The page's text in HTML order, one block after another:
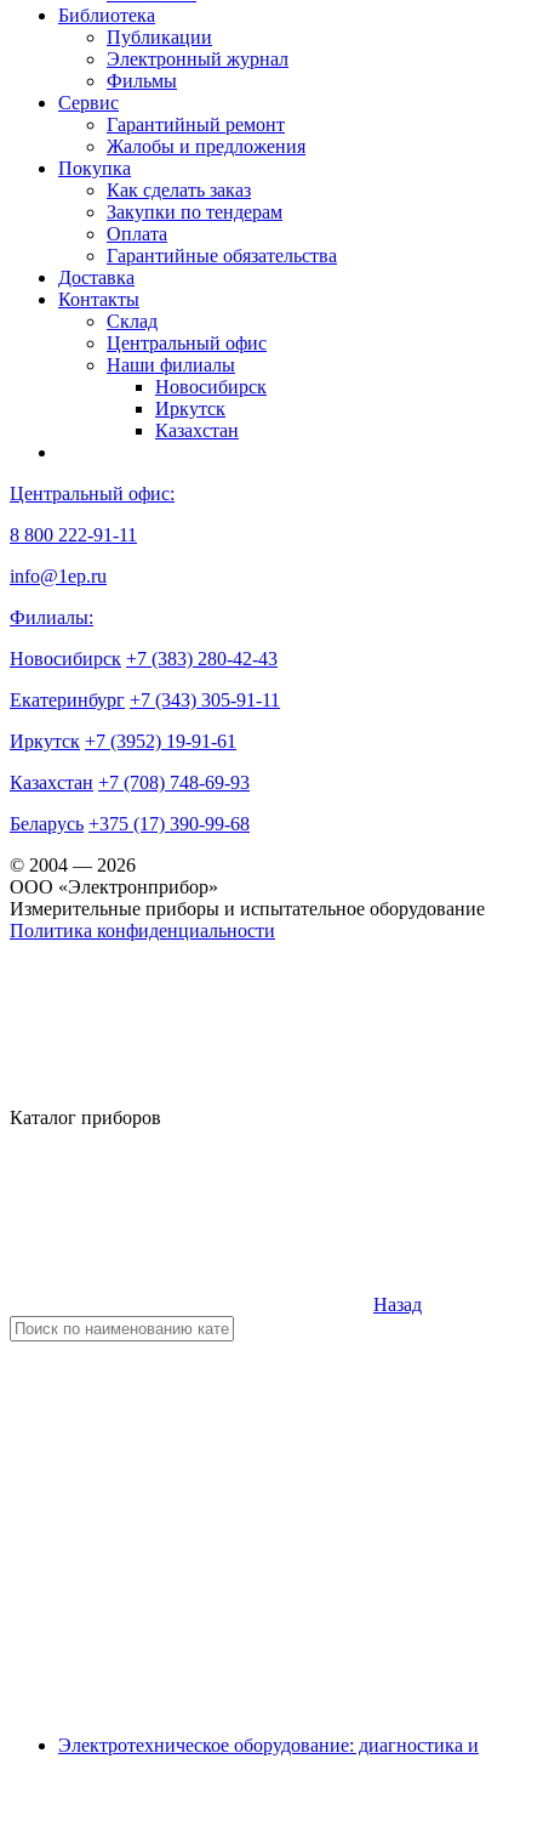
Библиотека
Публикации
Электронный журнал
Фильмы
Сервис
Гарантийный ремонт
Жалобы и предложения
Покупка
Как сделать заказ
Закупки по тендерам
Оплата
Гарантийные обязательства
Доставка
Контакты
Склад
Центральный офис
Наши филиалы
Новосибирск
Иркутск
Казахстан
Центральный офис:
8 800 222-91-11
info@1ep.ru
Филиалы:
Новосибирск +7 (383) 280-42-43
Екатеринбург +7 (343) 305-91-11
Иркутск +7 (3952) 19-91-61
Казахстан +7 (708) 748-69-93
Беларусь +375 (17) 390-99-68
© 2004 — 2026
OOO «Электронприбор»
Измерительные приборы и испытательное оборудование
Политика конфиденциальности
Каталог приборов
Назад
Электротехническое оборудование: диагностика и